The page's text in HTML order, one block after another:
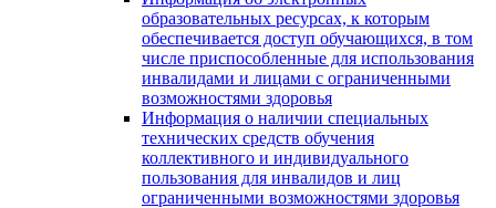
образовательных ресурсах, к которым
обеспечивается доступ обучающихся, в том
числе приспособленные для использования
инвалидами и лицами с ограниченными
возможностями здоровья
Информация о наличии специальных
технических средств обучения
коллективного и индивидуального
пользования для инвалидов и лиц
ограниченными возможностями здоровья